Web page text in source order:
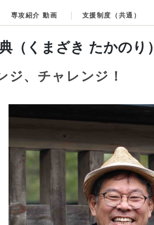
専攻紹介 動画 支援制度（共通）
（くまざき たかのり）
ジ、チャレンジ！